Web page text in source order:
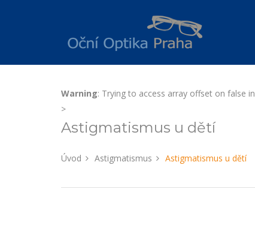
Warning: Trying to access array offset on false in
>
Astigmatismus u dětí
Úvod Astigmatismus Astigmatismus u dětí